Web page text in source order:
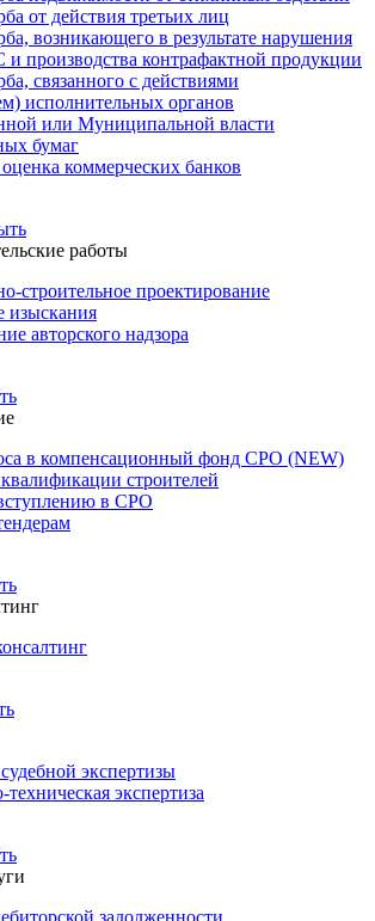
от действия третьих лиц
возникающего в результате нарушения
производства контрафактной продукции
связанного с действиями
исполнительных органов
или Муниципальной власти
бумаг
коммерческих банков
работы
строительное проектирование
авторского надзора
в компенсационный фонд СРО (NEW)
строителей
в СРО
экспертизы
экспертиза
задолженности